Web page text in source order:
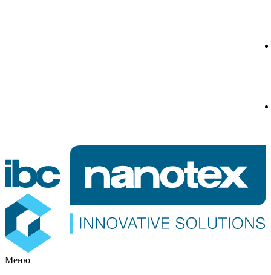
Меню